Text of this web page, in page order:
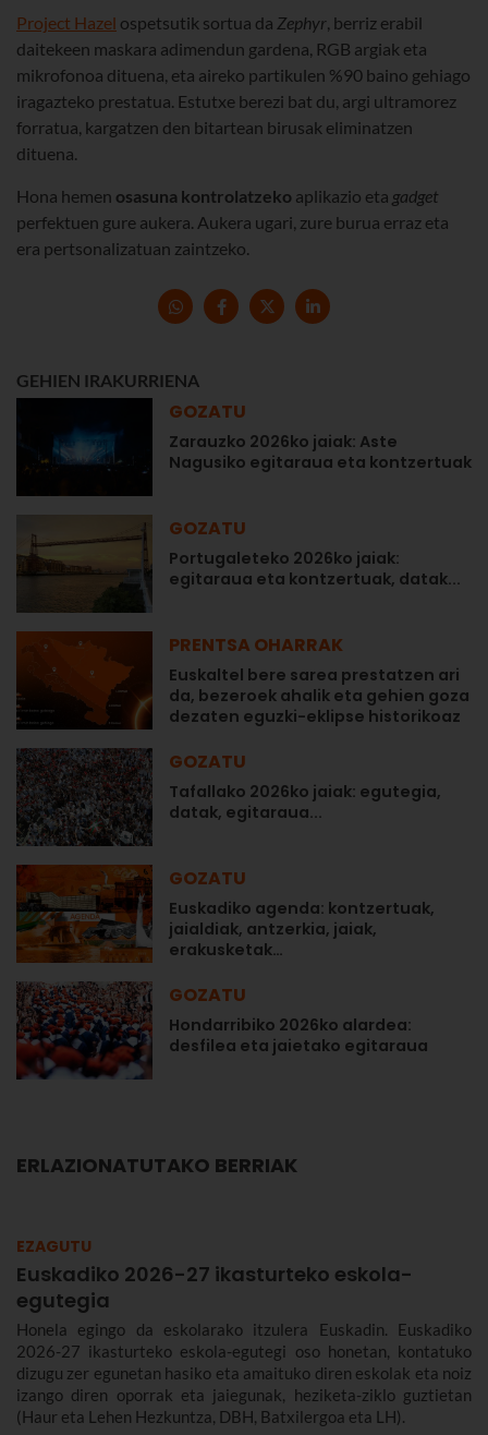
Project Hazel ospetsutik sortua da Zephyr, berriz erabil
daitekeen maskara adimendun gardena, RGB argiak eta
mikrofonoa dituena, eta aireko partikulen %90 baino gehiago
iragazteko prestatua. Estutxe berezi bat du, argi ultramorez
forratua, kargatzen den bitartean birusak eliminatzen
dituena.
Hona hemen osasuna kontrolatzeko aplikazio eta gadget
perfektuen gure aukera. Aukera ugari, zure burua erraz eta
era pertsonalizatuan zaintzeko.
GEHIEN IRAKURRIENA
GOZATU
Zarauzko 2026ko jaiak: Aste
Nagusiko egitaraua eta kontzertuak
GOZATU
Portugaleteko 2026ko jaiak:
egitaraua eta kontzertuak, datak...
PRENTSA OHARRAK
Euskaltel bere sarea prestatzen ari
da, bezeroek ahalik eta gehien goza
dezaten eguzki-eklipse historikoaz
GOZATU
Tafallako 2026ko jaiak: egutegia,
datak, egitaraua...
GOZATU
Euskadiko agenda: kontzertuak,
jaialdiak, antzerkia, jaiak,
erakusketak…
GOZATU
Hondarribiko 2026ko alardea:
desfilea eta jaietako egitaraua
ERLAZIONATUTAKO BERRIAK
EZAGUTU
Euskadiko 2026-27 ikasturteko eskola-
egutegia
Honela egingo da eskolarako itzulera Euskadin. Euskadiko
2026-27 ikasturteko eskola-egutegi oso honetan, kontatuko
dizugu zer egunetan hasiko eta amaituko diren eskolak eta noiz
izango diren oporrak eta jaiegunak, heziketa-ziklo guztietan
(Haur eta Lehen Hezkuntza, DBH, Batxilergoa eta LH).